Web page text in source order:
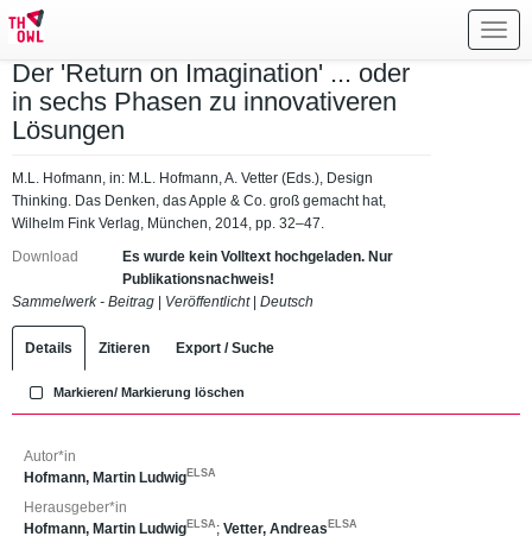
Der 'Return on Imagination' ... oder
in sechs Phasen zu innovativeren
Lösungen
M.L. Hofmann, in: M.L. Hofmann, A. Vetter (Eds.), Design
Thinking. Das Denken, das Apple & Co. groß gemacht hat,
Wilhelm Fink Verlag, München, 2014, pp. 32–47.
Download
Es wurde kein Volltext hochgeladen. Nur
Publikationsnachweis!
Sammelwerk - Beitrag
Veröffentlicht| Deutsch
Details Zitieren Export / Suche
Markieren/ Markierung löschen
Autor*in
Hofmann, Martin Ludwig ELSA
Herausgeber*in
Hofmann, Martin Ludwig ELSA ; Vetter, Andreas ELSA